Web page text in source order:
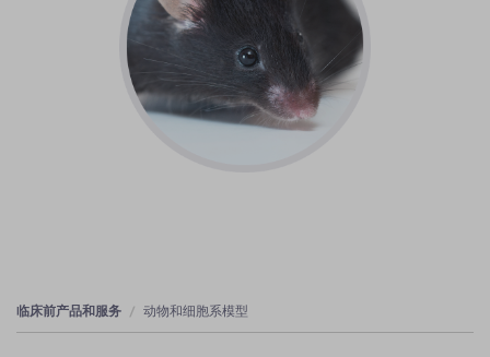
临床前产品和服务 动物和细胞系模型